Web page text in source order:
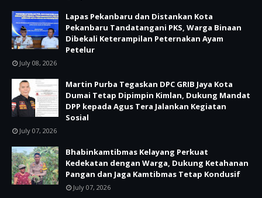
Lapas Pekanbaru dan Distankan Kota
Pekanbaru Tandatangani PKS, Warga Binaan
Dibekali Keterampilan Peternakan Ayam
Petelur
July 08, 2026
Martin Purba Tegaskan DPC GRIB Jaya Kota
Dumai Tetap Dipimpin Kimlan, Dukung Mandat
DPP kepada Agus Tera Jalankan Kegiatan
Sosial
July 07, 2026
Bhabinkamtibmas Kelayang Perkuat
Kedekatan dengan Warga, Dukung Ketahanan
Pangan dan Jaga Kamtibmas Tetap Kondusif
July 07, 2026